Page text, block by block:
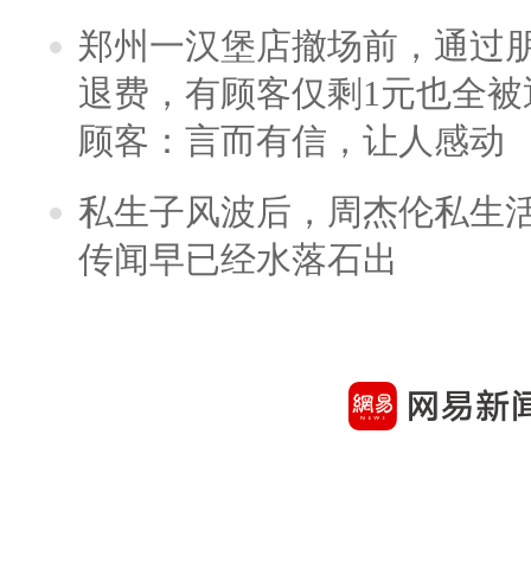
郑州一汉堡店撤场前，通过
退费，有顾客仅剩1元也全
顾客：言而有信，让人感动
私生子风波后，周杰伦私生
传闻早已经水落石出